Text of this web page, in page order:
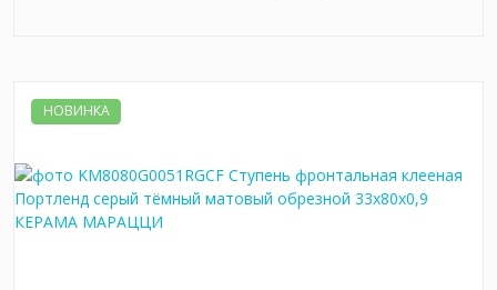
НОВИНКА